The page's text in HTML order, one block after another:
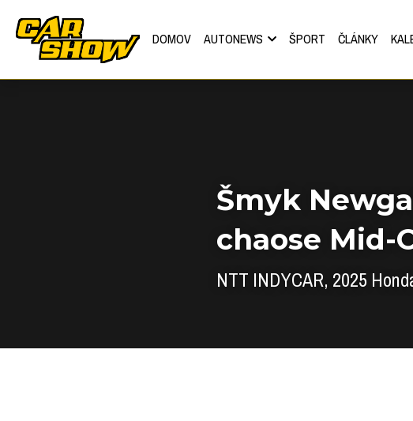
DOMOV AUTONEWS ŠPORT ČLÁNKY
Šmyk
chaose Mid-
NTT INDYCAR, 2025